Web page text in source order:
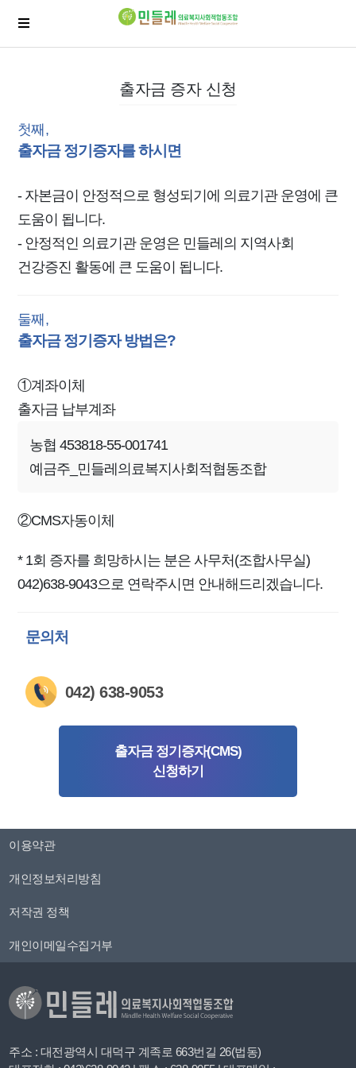
출자금 증자 신청
첫째,
출자금 정기증자를 하시면
- 자본금이 안정적으로 형성되기에 의료기관 운영에 큰
도움이 됩니다.
- 안정적인 의료기관 운영은 민들레의 지역사회
건강증진 활동에 큰 도움이 됩니다.
둘째,
출자금 정기증자 방법은?
①계좌이체
출자금 납부계좌
농협 453818-55-001741
예금주_민들레의료복지사회적협동조합
②CMS자동이체
* 1회 증자를 희망하시는 분은 사무처(조합사무실)
042)638-9043으로 연락주시면 안내해드리겠습니다.
문의처
042) 638-9053
출자금 정기증자(CMS)
신청하기
이용약관
개인정보처리방침
저작권 정책
개인이메일수집거부
주소 : 대전광역시 대덕구 계족로 663번길 26(법동)